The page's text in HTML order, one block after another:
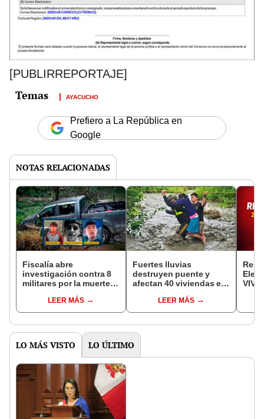
[PUBLIRREPORTAJE]
AYACUCHO
Prefiero a La República en
Google
NOTAS RELACIONADAS
Fiscalía abre
investigación contra 8
militares por la muerte
Colcabamba
LEER MÁS
Fuertes lluvias
destruyen puente y
afectan 40 viviendas en
quedan incomunicadas
LEER MÁS
LO MÁS VISTO LO ÚLTIMO